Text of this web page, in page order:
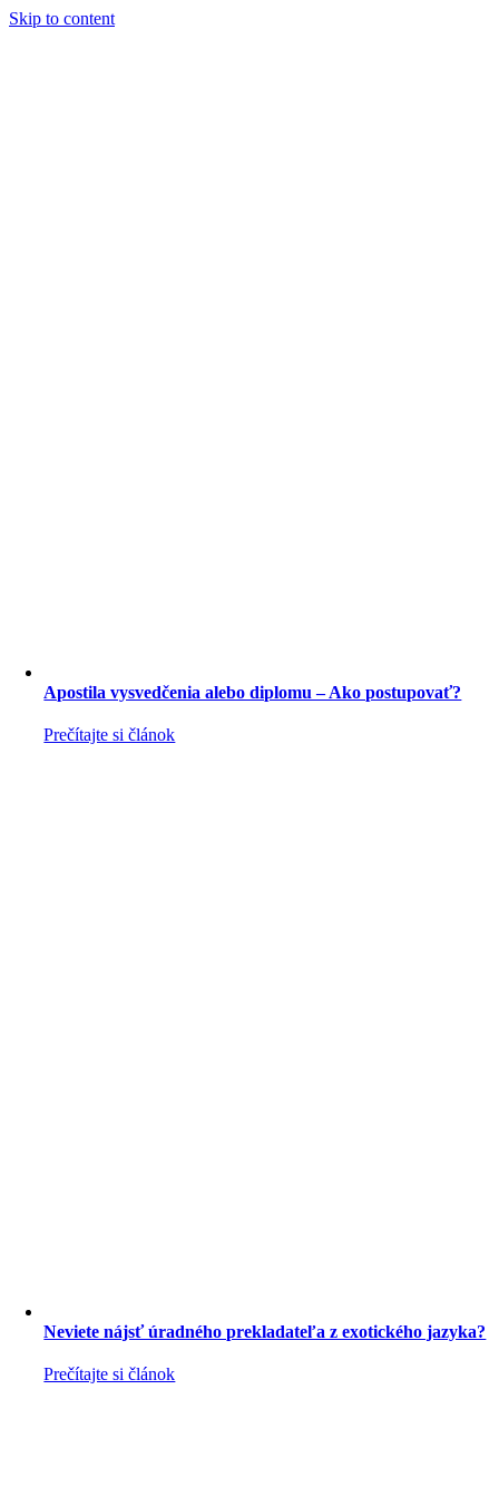
Skip to content
Apostila vysvedčenia alebo diplomu – Ako postupovať?
Prečítajte si článok
Neviete nájsť úradného prekladateľa z exotického jazyka?
Prečítajte si článok